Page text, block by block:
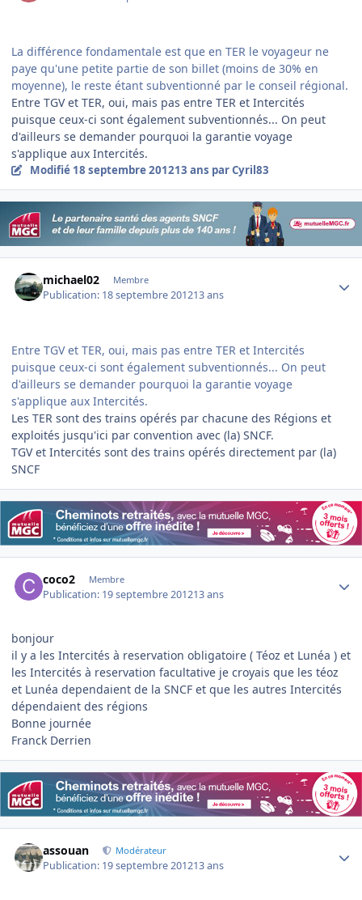
La différence fondamentale est que en TER le voyageur ne
paye qu'une petite partie de son billet (moins de 30% en
moyenne), le reste étant subventionné par le conseil régional.
Entre TGV et TER, oui, mais pas entre TER et Intercités
puisque ceux-ci sont également subventionnés... On peut
d'ailleurs se demander pourquoi la garantie voyage
s'applique aux Intercités.
Modifié 18 septembre 201213 ans par Cyril83
michael02 Membre
Publication: 18 septembre 201213 ans
Entre TGV et TER, oui, mais pas entre TER et Intercités
puisque ceux-ci sont également subventionnés... On peut
d'ailleurs se demander pourquoi la garantie voyage
s'applique aux Intercités.
Les TER sont des trains opérés par chacune des Régions et
exploités jusqu'ici par convention avec (la) SNCF.
TGV et Intercités sont des trains opérés directement par (la)
SNCF
coco2 Membre
Publication: 19 septembre 201213 ans
bonjour
il y a les Intercités à reservation obligatoire ( Téoz et Lunéa ) et
les Intercités à reservation facultative je croyais que les téoz
et Lunéa dependaient de la SNCF et que les autres Intercités
dépendaient des régions
Bonne journée
Franck Derrien
assouan Modérateur
Publication: 19 septembre 201213 ans